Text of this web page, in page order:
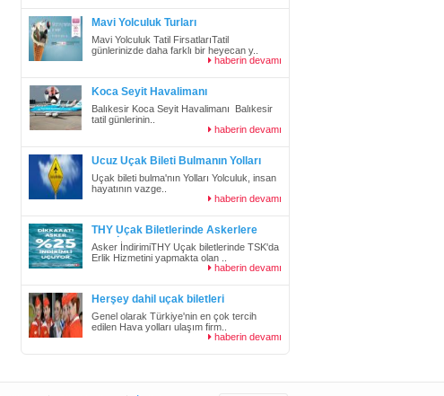
Mavi Yolculuk Turları
Mavi Yolculuk Tatil FirsatlarıTatil
günlerinizde daha farklı bir heyecan y..
haberin devamı
Koca Seyit Havalimanı
Balıkesir Koca Seyit Havalimanı Balıkesir
tatil günlerinin..
haberin devamı
Ucuz Uçak Bileti Bulmanın Yolları
Uçak bileti bulma'nın Yolları Yolculuk, insan
hayatının vazge..
haberin devamı
THY Uçak Biletlerinde Askerlere
%25 İndirim
Asker İndirimiTHY Uçak biletlerinde TSK'da
Erlik Hizmetini yapmakta olan ..
haberin devamı
Herşey dahil uçak biletleri
Genel olarak Türkiye'nin en çok tercih
edilen Hava yolları ulaşım firm..
haberin devamı